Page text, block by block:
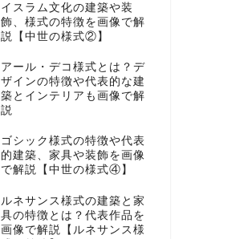
イスラム文化の建築や装
飾、様式の特徴を画像で解
説【中世の様式②】
アール・デコ様式とは？デ
ザインの特徴や代表的な建
築とインテリアも画像で解
説
ゴシック様式の特徴や代表
的建築、家具や装飾を画像
で解説【中世の様式④】
ルネサンス様式の建築と家
具の特徴とは？代表作品を
画像で解説【ルネサンス様